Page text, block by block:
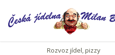
Rozvoz jídel, pizzy